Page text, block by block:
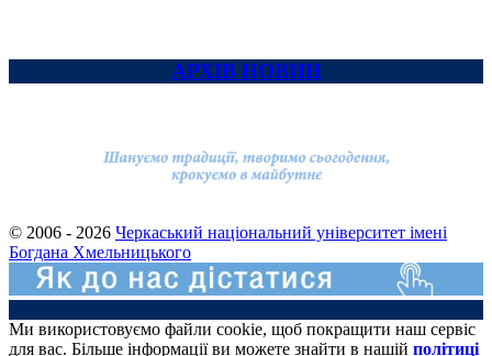
АРХІВ НОВИН
© 2006 - 2026 Черкаський національний університет імені
Богдана Хмельницького
Ми використовуємо файли cookie, щоб покращити наш сервіс
для вас. Більше інформації ви можете знайти в нашій політиці